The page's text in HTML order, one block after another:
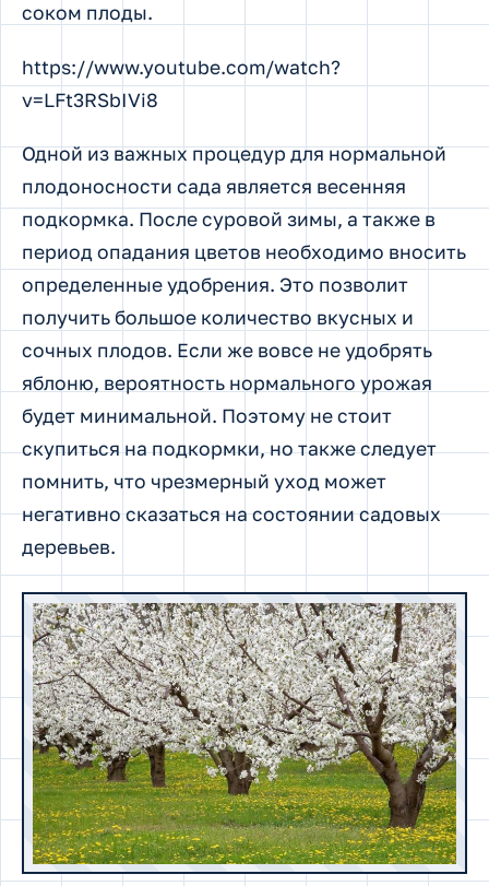
соком плоды.
https://www.youtube.com/watch?
v=LFt3RSbIVi8
Одной из важных процедур для нормальной
плодоносности сада является весенняя
подкормка. После суровой зимы, а также в
период опадания цветов необходимо вносить
определенные удобрения. Это позволит
получить большое количество вкусных и
сочных плодов. Если же вовсе не удобрять
яблоню, вероятность нормального урожая
будет минимальной. Поэтому не стоит
скупиться на подкормки, но также следует
помнить, что чрезмерный уход может
негативно сказаться на состоянии садовых
деревьев.